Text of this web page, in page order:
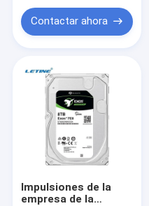
Contactar ahora
Impulsiones de la
empresa de la